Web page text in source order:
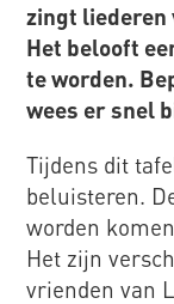
zingt
Het belooft
te worden.
wees er snel
Tijdens dit
beluisteren.
worden
Het zijn
vrienden van